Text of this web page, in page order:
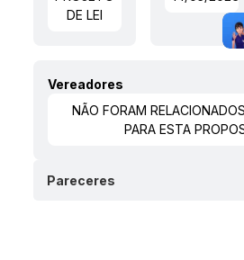
DE LEI
Vereadores
NÃO FORAM
PARA ESTA
Pareceres